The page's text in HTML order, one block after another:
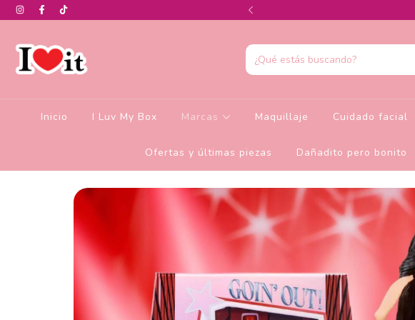
de descuento en la colección de Glamlite
Inicio I Luv My Box Marcas Maquillaje Cuidado facial
Ofertas y últimas piezas Dañadito pero bonito